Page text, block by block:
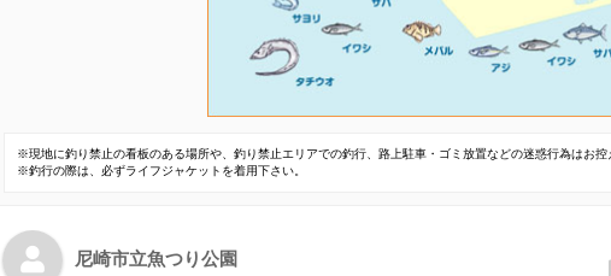
※現地に釣り禁止の看板のある場所や、釣り禁止エリアでの釣行、路上駐車・ゴミ放置などの迷惑行為はお控
※釣行の際は、必ずライフジャケットを着用下さい。
尼崎市立魚つり公園